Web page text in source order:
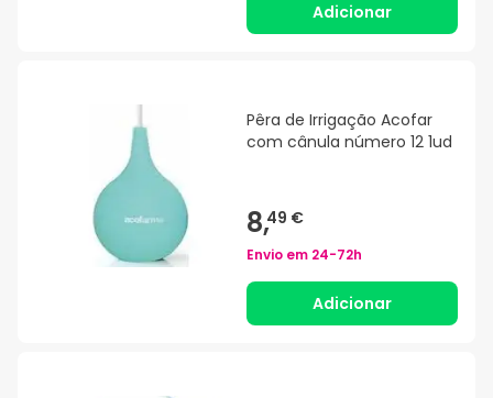
Adicionar
Pêra de Irrigação Acofar
com cânula número 12 1ud
8,49 €
Envio em 24-72h
Adicionar